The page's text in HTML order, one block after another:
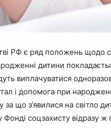
РФ є ряд положень щодо
дитини
виплачуватися
і допомога при
за що з’явилися на світло
соцзахисту відразу